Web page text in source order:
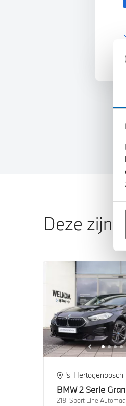
Deze zijn
's-Hertogenbosch
BMW 2 Serie
218i Sport Line